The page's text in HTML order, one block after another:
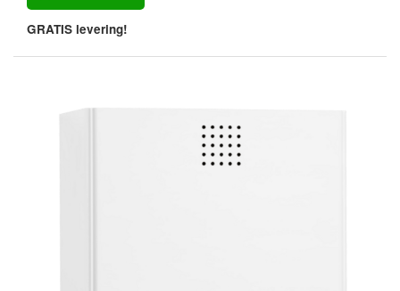
GRATIS levering!